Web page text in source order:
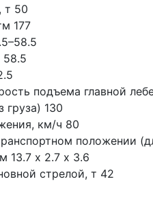
т 50
177
58.5
подъема главной
груза) 130
км/ч 80
положении
13.7 х 2.7 х 3.6
стрелой, т 42